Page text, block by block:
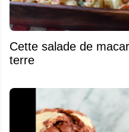
Cette salade de
terre